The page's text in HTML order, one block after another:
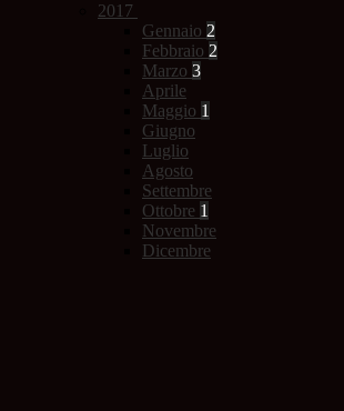
2017
Gennaio 2
Febbraio 2
Marzo 3
Aprile
Maggio 1
Giugno
Luglio
Agosto
Settembre
Ottobre 1
Novembre
Dicembre